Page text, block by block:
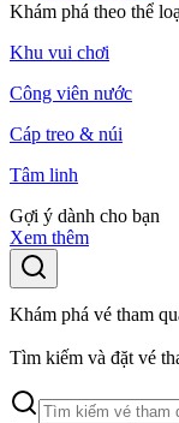
Khám phá theo thể
Khu vui chơi
Công viên nước
Cáp treo & núi
Tâm linh
Gợi ý dành cho bạn
Xem thêm
Khám phá vé tham
Tìm kiếm và đặt vé